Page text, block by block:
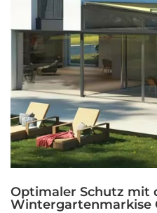
Optimaler Schutz mit
Wintergartenmarkise